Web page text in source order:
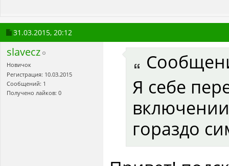
31.03.2015, 20:12
slavecz
Новичок
Регистрация: 10.03.2015
Сообщений: 1
Получено лайков: 0
Я себе
гораздо